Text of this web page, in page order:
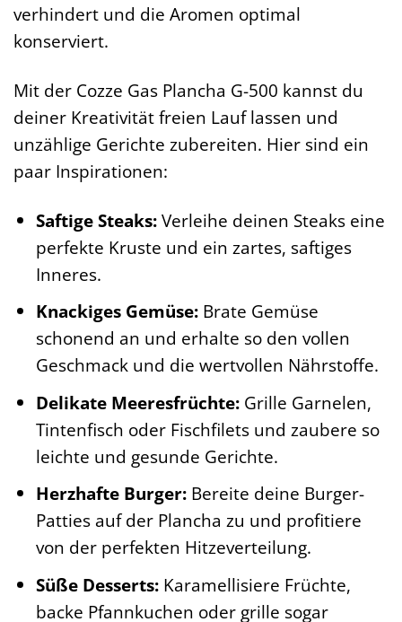
verhindert und die Aromen optimal
konserviert.
Mit der Cozze Gas Plancha G-500 kannst du
deiner Kreativität freien Lauf lassen und
unzählige Gerichte zubereiten. Hier sind ein
paar Inspirationen:
Saftige Steaks:Verleihe deinen Steaks eine
perfekte Kruste und ein zartes, saftiges
Inneres.
Knackiges Gemüse:Brate Gemüse
schonend an und erhalte so den vollen
Geschmack und die wertvollen Nährstoffe.
Delikate Meeresfrüchte:Grille Garnelen,
Tintenfisch oder Fischfilets und zaubere so
leichte und gesunde Gerichte.
Herzhafte Burger:Bereite deine Burger-
Patties auf der Plancha zu und profitiere
von der perfekten Hitzeverteilung.
Süße Desserts:Karamellisiere Früchte,
backe Pfannkuchen oder grille sogar